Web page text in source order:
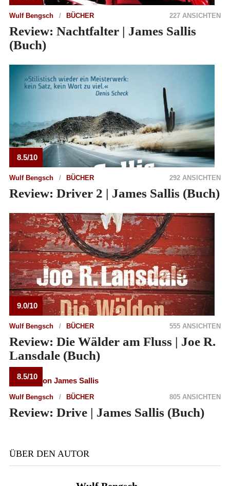
Wulf Bengsch BÜCHER 227 ANSICHTEN
Review: Nachtfalter | James Sallis
(Buch)
8.5/10
Wulf Bengsch BÜCHER 292 ANSICHTEN
Review: Driver 2 | James Sallis (Buch)
9.0/10
Wulf Bengsch BÜCHER 555 ANSICHTEN
Review: Die Wälder am Fluss | Joe R.
Lansdale (Buch)
8.5/10
Wulf Bengsch BÜCHER 805 ANSICHTEN
Review: Drive | James Sallis (Buch)
ÜBER DEN AUTOR